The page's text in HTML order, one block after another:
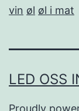
vin øl øl i mat
LED OSS
Proudly